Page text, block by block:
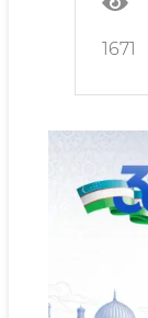
1671